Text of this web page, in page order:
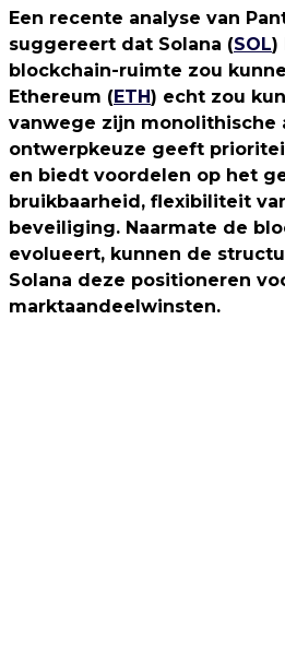
Een recente analyse van
suggereert dat Solana (SOL)
blockchain-ruimte zou
Ethereum (ETH) echt zou
vanwege zijn monolithische
ontwerpkeuze geeft
en biedt voordelen op het
bruikbaarheid, flexibiliteit
beveiliging. Naarmate de
evolueert, kunnen de
Solana deze positioneren
marktaandeelwinsten.